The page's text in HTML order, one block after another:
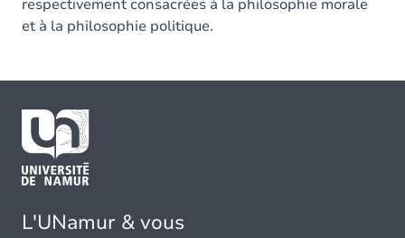
respectivement consacrées à la philosophie morale
et à la philosophie politique.
L'UNamur & vous